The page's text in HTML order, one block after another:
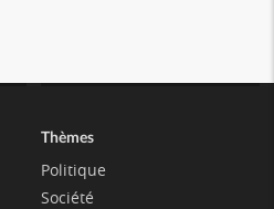
Thèmes
Politique
Société